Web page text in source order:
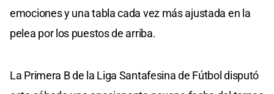
emociones y una tabla cada vez más ajustada en la
pelea por los puestos de arriba.
La Primera B de la Liga Santafesina de Fútbol disputó